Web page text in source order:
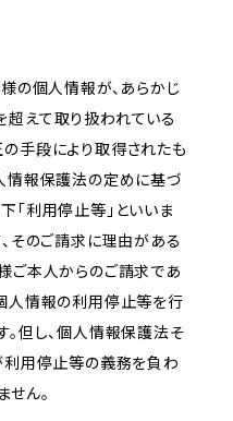
の個人情報が、あらかじ
えて取り扱われている
手段により取得されたも
情報保護法の定めに基づ
「利用停止等」といいま
そのご請求に理由がある
ご本人からのご請求であ
人情報の利用停止等を行
。但し、個人情報保護法そ
利用停止等の義務を負わ
せん。